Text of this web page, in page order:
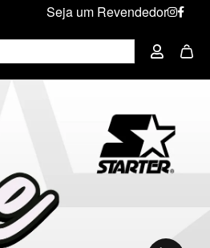
Seja um Revendedor